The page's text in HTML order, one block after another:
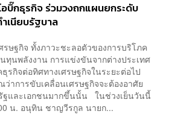
อบิ๊กธุรกิจ ร่วมวงถกแผนยกระดับ
เนียบรัฐบาล
ษฐกิจ ทั้งภาวะชะลอตัวของการบริโภค
ทุนพลังงาน การแข่งขันจากต่างประเทศ
รกิจต่อทิศทางเศรษฐกิจในระยะต่อไป
าการขับเคลื่อนเศรษฐกิจจะต้องอาศัย
ฐและเอกชนมากขึ้นนั้น ในช่วงเย็นวันนี้
น. อนุทิน ชาญวีรกูล นายก...